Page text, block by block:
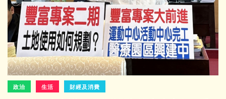
政治 生活 財經及消費